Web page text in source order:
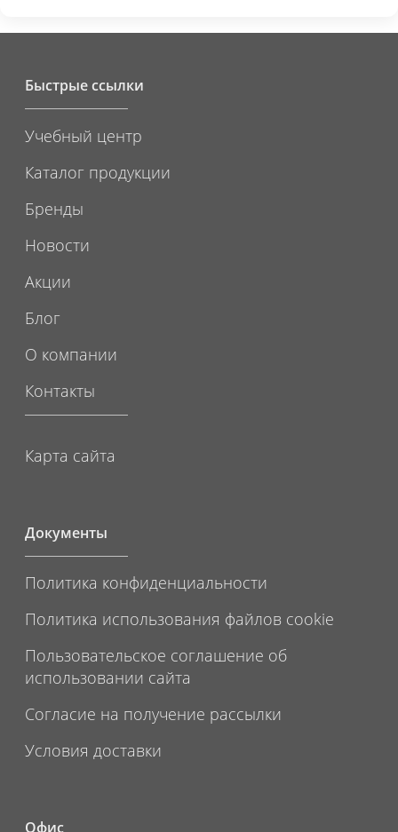
Быстрые ссылки
Учебный центр
Каталог продукции
Бренды
Новости
Акции
Блог
О компании
Контакты
Карта сайта
Документы
Политика конфиденциальности
Политика использования файлов cookie
Пользовательское соглашение об
использовании сайта
Согласие на получение рассылки
Условия доставки
Офис